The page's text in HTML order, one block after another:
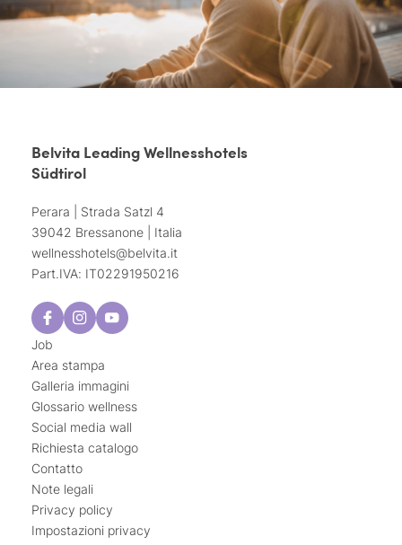
Belvita Leading Wellnesshotels
Südtirol
Perara | Strada Satzl 4
39042 Bressanone | Italia
wellnesshotels@belvita.it
Part.IVA: IT02291950216
Job
Area stampa
Galleria immagini
Glossario wellness
Social media wall
Richiesta catalogo
Contatto
Note legali
Privacy policy
Impostazioni privacy